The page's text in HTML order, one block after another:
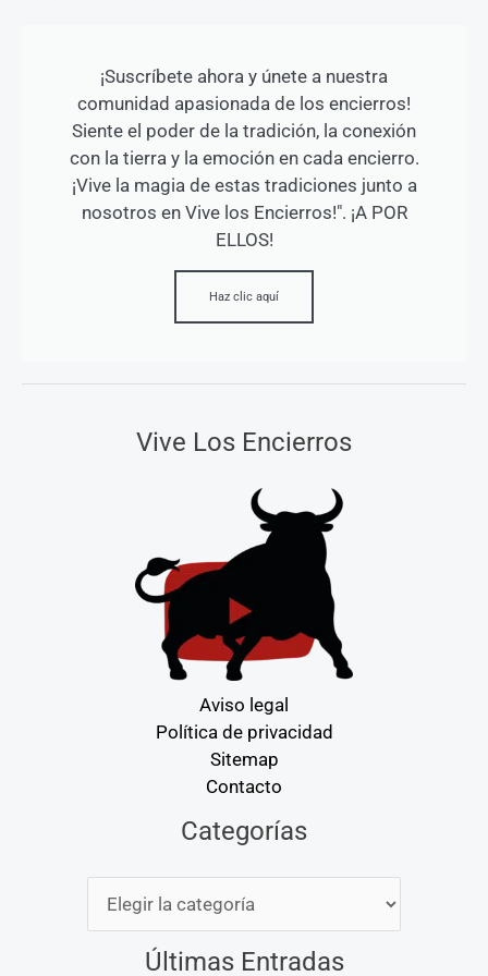
¡Suscríbete ahora y únete a nuestra
comunidad apasionada de los encierros!
Siente el poder de la tradición, la conexión
con la tierra y la emoción en cada encierro.
¡Vive la magia de estas tradiciones junto a
nosotros en Vive los Encierros!". ¡A POR
ELLOS!
Haz clic aquí
Vive Los Encierros
Aviso legal
Política de privacidad
Sitemap
Contacto
Categorías
Últimas Entradas